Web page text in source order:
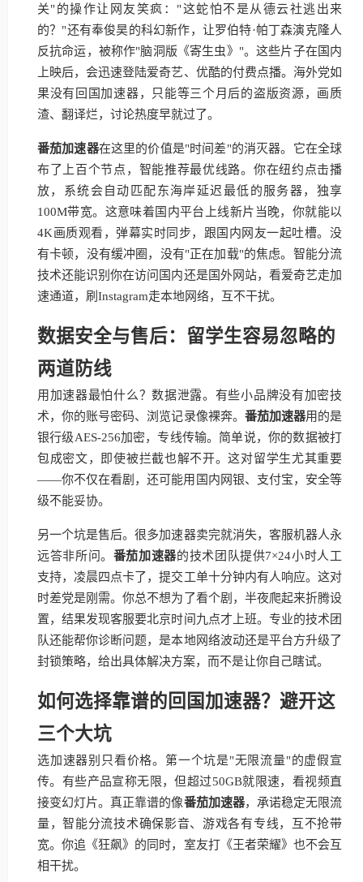
关"的操作让网友笑疯："这蛇怕不是从德云社逃出来
的？"还有奉俊昊的科幻新作，让罗伯特·帕丁森演克隆人
反抗命运，被称作"脑洞版《寄生虫》"。这些片子在国内
上映后，会迅速登陆爱奇艺、优酷的付费点播。海外党如
果没有回国加速器，只能等三个月后的盗版资源，画质
渣、翻译烂，讨论热度早就过了。
番茄加速器在这里的价值是"时间差"的消灭器。它在全球
布了上百个节点，智能推荐最优线路。你在纽约点击播
放，系统会自动匹配东海岸延迟最低的服务器，独享
100M带宽。这意味着国内平台上线新片当晚，你就能以
4K画质观看，弹幕实时同步，跟国内网友一起吐槽。没
有卡顿，没有缓冲圈，没有"正在加载"的焦虑。智能分流
技术还能识别你在访问国内还是国外网站，看爱奇艺走加
速通道，刷Instagram走本地网络，互不干扰。
数据安全与售后：留学生容易忽略的
两道防线
用加速器最怕什么？数据泄露。有些小品牌没有加密技
术，你的账号密码、浏览记录像裸奔。 番茄加速器用的是
银行级AES-256加密，专线传输。简单说，你的数据被打
包成密文，即使被拦截也解不开。这对留学生尤其重要
——你不仅在看剧，还可能用国内网银、支付宝，安全等
级不能妥协。
另一个坑是售后。很多加速器卖完就消失，客服机器人永
远答非所问。 番茄加速器的技术团队提供7×24小时人工
支持，凌晨四点卡了，提交工单十分钟内有人响应。这对
时差党是刚需。你总不想为了看个剧，半夜爬起来折腾设
置，结果发现客服要北京时间九点才上班。专业的技术团
队还能帮你诊断问题，是本地网络波动还是平台方升级了
封锁策略，给出具体解决方案，而不是让你自己瞎试。
如何选择靠谱的回国加速器？避开这
三个大坑
选加速器别只看价格。第一个坑是"无限流量"的虚假宣
传。有些产品宣称无限，但超过50GB就限速，看视频直
接变幻灯片。真正靠谱的像番茄加速器，承诺稳定无限流
量，智能分流技术确保影音、游戏各有专线，互不抢带
宽。你追《狂飙》的同时，室友打《王者荣耀》也不会互
相干扰。